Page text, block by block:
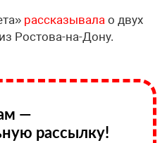
рассказывала о двух
Ростова-на-Дону.
—
рассылку!